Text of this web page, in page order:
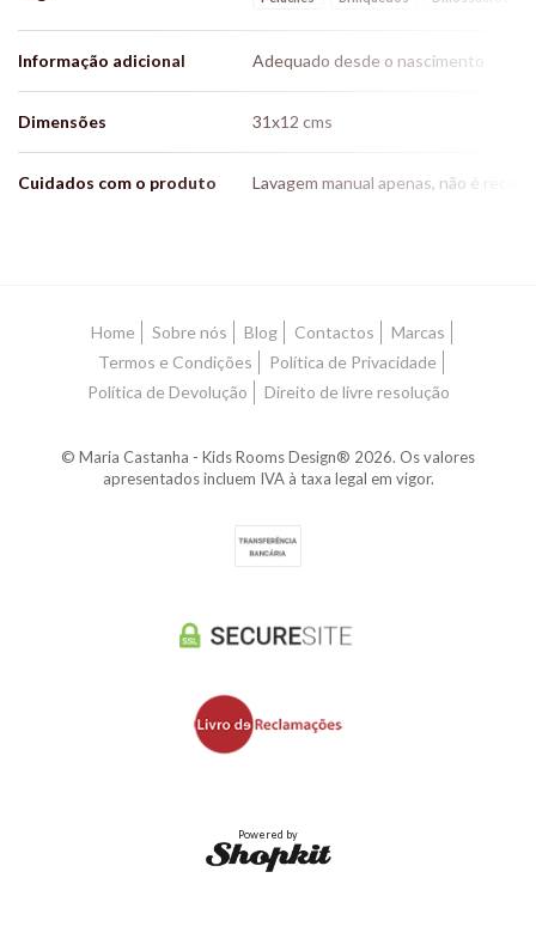
Informação adicional Adequado desde o nascimento
Dimensões 31x12 cms
Cuidados com o produto
Lavagem manual apenas, não é
Home Sobre nós Blog Contactos
Marcas
Termos e Condições
Política de Privacidade
Política de Devolução
Direito de livre resolução
© Maria Castanha - Kids Rooms Design® 2026. Os valores
apresentados incluem IVA à taxa legal em vigor.
Powered by